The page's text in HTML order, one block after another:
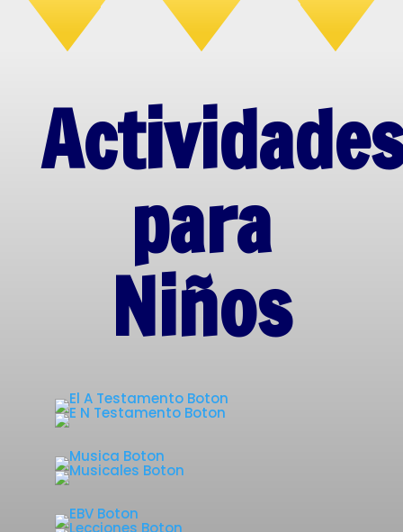
para
Niños